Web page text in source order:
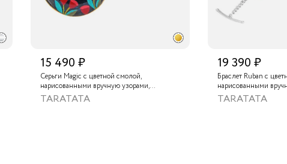
15 490 ₽
Серьги Magic с цветной смолой,
нарисованными вручную узорами,
лабрадоритом и металлизированной
крааской
TARATATA
19 390 ₽
Браслет Ruban с
нарисованными
золотой краской
TARATATA